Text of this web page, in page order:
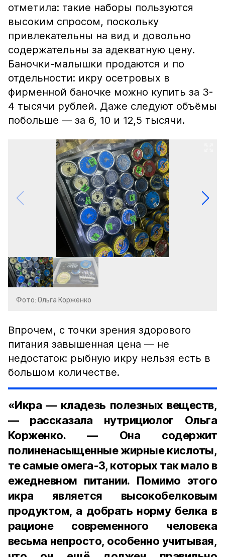
отметила: такие наборы пользуются
высоким спросом, поскольку
привлекательны на вид и довольно
содержательны за адекватную цену.
Баночки-малышки продаются и по
отдельности: икру осетровых в
фирменной баночке можно купить за 3-
4 тысячи рублей. Даже следуют объёмы
побольше — за 6, 10 и 12,5 тысячи.
Фото: Ольга Корженко
Впрочем, с точки зрения здорового
питания завышенная цена — не
недостаток: рыбную икру нельзя есть в
большом количестве.
«Икра — кладезь полезных веществ,
— рассказала нутрициолог Ольга
Корженко. — Она содержит
полиненасыщенные жирные кислоты,
те самые омега-3, которых так мало в
ежедневном питании. Помимо этого
икра является высокобелковым
продуктом, а добрать норму белка в
рационе современного человека
весьма непросто, особенно учитывая,